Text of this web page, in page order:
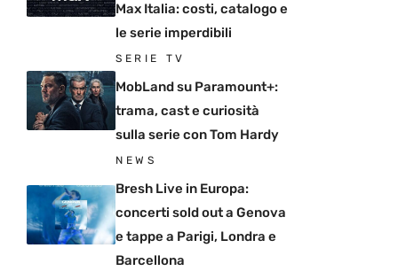
Max Italia: costi, catalogo e
le serie imperdibili
SERIE TV
MobLand su Paramount+:
trama, cast e curiosità
sulla serie con Tom Hardy
NEWS
Bresh Live in Europa:
concerti sold out a Genova
e tappe a Parigi, Londra e
Barcellona